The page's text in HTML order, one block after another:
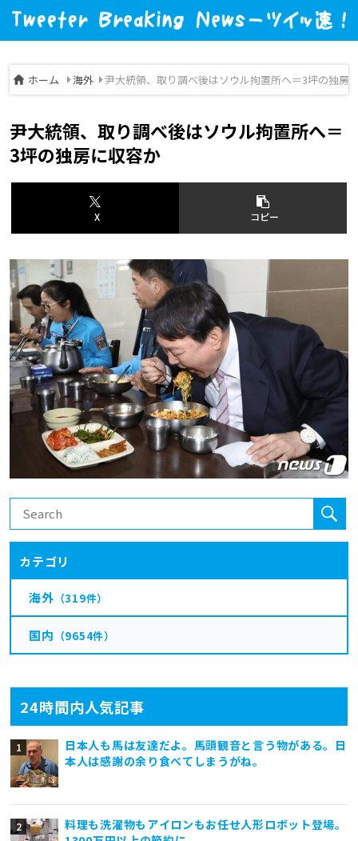
ホーム 海外 尹大統領、取り調べ後はソウル拘置所へ＝3坪の独房
24時間内人気記事
日本人も馬は友達だよ。馬頭観音と言う物がある。日
本人は感謝の余り食べてしまうがね。
料理も洗濯物もアイロンもお任せ人形ロボット登場。
尹大統領、取り調べ後はソウル拘置所へ＝
3坪の独房に収容か
X コピー
カテゴリ
海外 （319件）
国内 （9654件）